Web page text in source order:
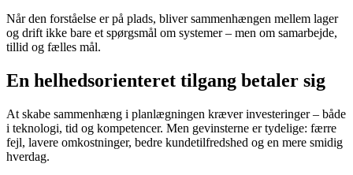
Når den forståelse er på plads, bliver sammenhængen mellem lager
og drift ikke bare et spørgsmål om systemer – men om samarbejde,
tillid og fælles mål.
En helhedsorienteret tilgang betaler sig
At skabe sammenhæng i planlægningen kræver investeringer – både
i teknologi, tid og kompetencer. Men gevinsterne er tydelige: færre
fejl, lavere omkostninger, bedre kundetilfredshed og en mere smidig
hverdag.